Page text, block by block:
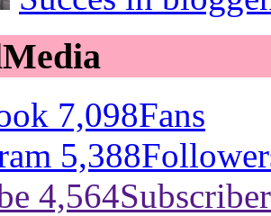
7,098Fans
5,388
4,564Subscriber